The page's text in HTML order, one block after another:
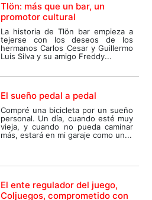
Tlön: más que un bar, un
promotor cultural
La historia de Tlön bar empieza a
tejerse con los deseos de los
hermanos Carlos Cesar y Guillermo
Luis Silva y su amigo Freddy...
El sueño pedal a pedal
Compré una bicicleta por un sueño
personal. Un día, cuando esté muy
vieja, y cuando no pueda caminar
más, estará en mi garaje como un...
El ente regulador del juego,
Coljuegos, comprometido con